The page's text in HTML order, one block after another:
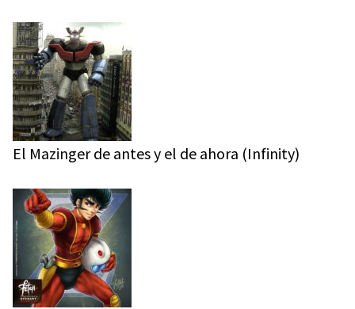
El Mazinger de antes y el de ahora (Infinity)